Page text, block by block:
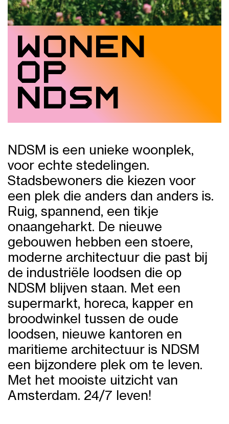
Wonen
op
NDSM
NDSM is een unieke woonplek,
voor echte stedelingen.
Stadsbewoners die kiezen voor
een plek die anders dan anders is.
Ruig, spannend, een tikje
onaangeharkt. De nieuwe
gebouwen hebben een stoere,
moderne architectuur die past bij
de industriële loodsen die op
NDSM blijven staan. Met een
supermarkt, horeca, kapper en
broodwinkel tussen de oude
loodsen, nieuwe kantoren en
maritieme architectuur is NDSM
een bijzondere plek om te leven.
Met het mooiste uitzicht van
Amsterdam. 24/7 leven!